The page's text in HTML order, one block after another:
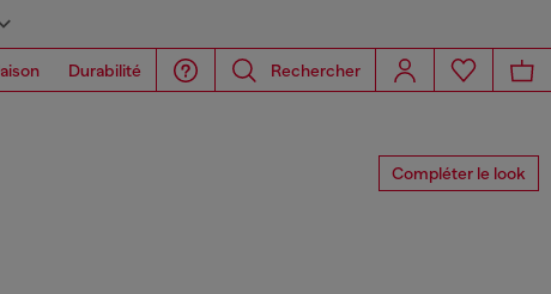
Durabilité Rechercher
Compléter le look